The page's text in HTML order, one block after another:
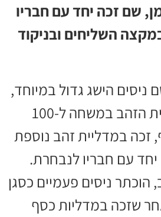
שם זכה יחד עם חבריו
השליחים ובניקוד
2026 רשם ניסים הישג גדול במיוחד,
כאשר זכה במדליית הזהב במשחה ל-100
זכה במדליית זהב נוספת
עם חבריו לנבחרת.
ניסים פעמיים כסגן
שזכה במדליות כסף